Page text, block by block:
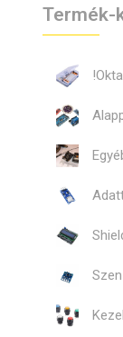
Termék-